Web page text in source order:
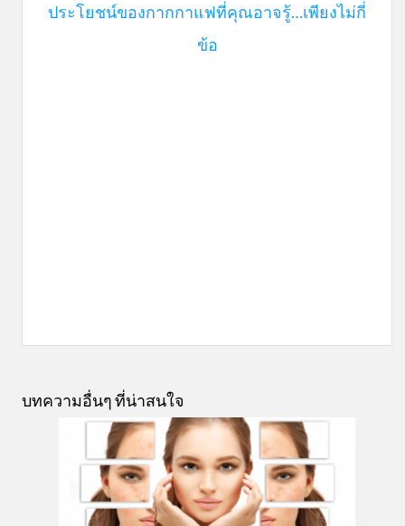
ประโยชน์ของกากกาแฟที่คุณอาจรู้…เพียงไม่กี่
ข้อ
บทความอื่นๆ ที่น่าสนใจ